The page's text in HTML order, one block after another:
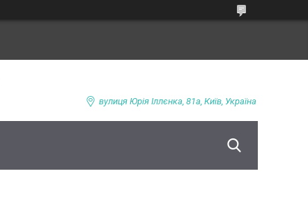
вулиця Юрія Іллєнка, 81а, Київ, Україна